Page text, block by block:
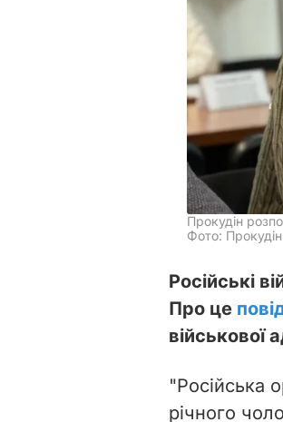
Прокудін
Фото:
Російські
Про це
військової
"Російська
річного